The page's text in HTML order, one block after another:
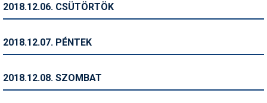
Magazinok
2018.12.06. CSÜTÖRTÖK
2018.12.07. PÉNTEK
2018.12.08. SZOMBAT